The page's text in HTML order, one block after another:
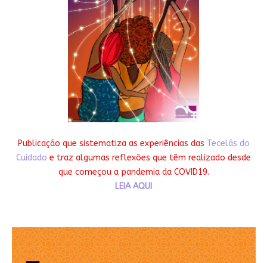
Publicação que sistematiza as experiências das Tecelãs do
Cuidado e traz algumas reflexões que têm realizado desde
que começou a pandemia da COVID19.
LEIA AQUI